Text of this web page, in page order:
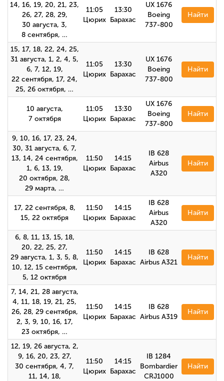
14, 16, 19, 20, 21, 23,
26, 27, 28, 29,
30 августа, 3,
8 сентября, …
11:05
Цюрих
13:30
Барахас
UX 1676
Boeing
737-800
Найти
15, 17, 18, 22, 24, 25,
31 августа, 1, 2, 4, 5,
6, 7, 12, 19,
22 сентября, 17, 24,
25, 26 октября, …
11:05
Цюрих
13:30
Барахас
UX 1676
Boeing
737-800
Найти
10 августа,
7 октября
11:05
Цюрих
13:30
Барахас
UX 1676
Boeing
737-800
Найти
9, 10, 16, 17, 23, 24,
30, 31 августа, 6, 7,
13, 14, 24 сентября,
1, 6, 13, 19,
20 октября, 28,
29 марта, …
11:50
Цюрих
14:15
Барахас
IB 628
Airbus
А320
Найти
17, 22 сентября, 8,
15, 22 октября
11:50
Цюрих
14:15
Барахас
IB 628
Airbus
A320
Найти
6, 8, 11, 13, 15, 18,
20, 22, 25, 27,
29 августа, 1, 3, 5, 8,
10, 12, 15 сентября,
5, 12 октября
11:50
Цюрих
14:15
Барахас
IB 628
Airbus А321
Найти
7, 14, 21, 28 августа,
4, 11, 18, 19, 21, 25,
26, 28, 29 сентября,
2, 3, 9, 10, 16, 17,
23 октября, …
11:50
Цюрих
14:15
Барахас
IB 628
Airbus A319
Найти
12, 19, 26 августа, 2,
9, 16, 20, 23, 27,
30 сентября, 4, 7,
11, 14, 18,
11:50
Цюрих
14:15
Барахас
IB 1284
Bombardier
CRJ1000
Найти